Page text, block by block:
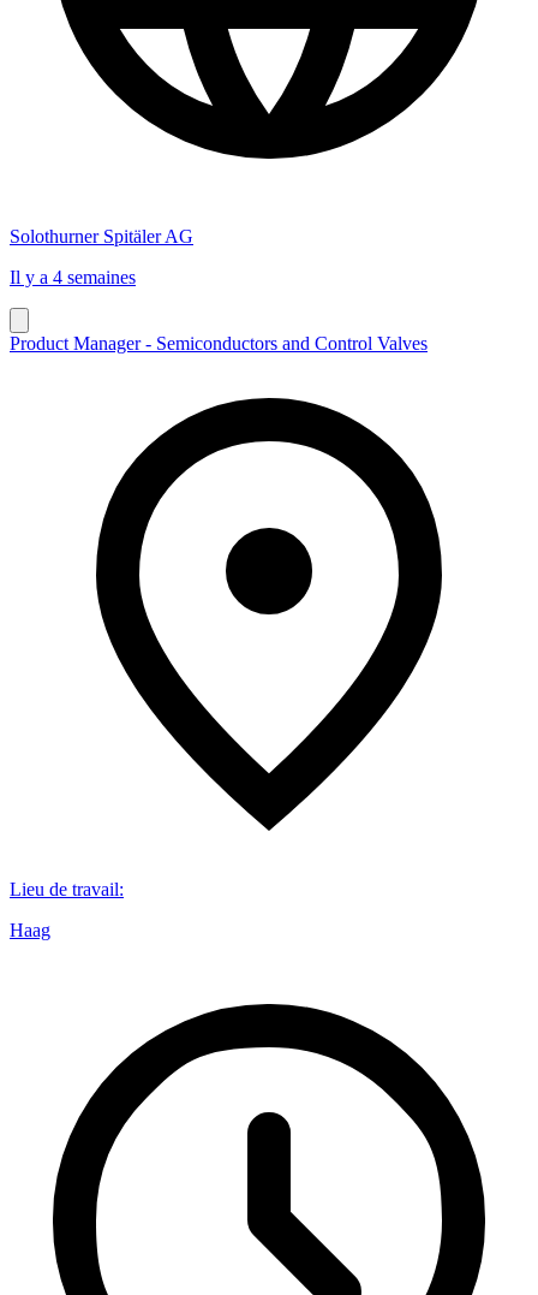
Solothurner Spitäler AG
Il y a 4 semaines
Product Manager - Semiconductors and Control Valves
Lieu de travail:
Haag